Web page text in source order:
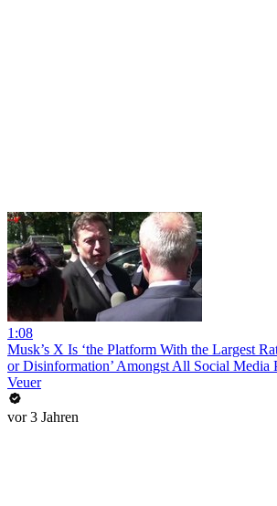
1:08
Musk’s X Is ‘the Platform With the Largest
or Disinformation’ Amongst All Social Media
Veuer
vor 3 Jahren